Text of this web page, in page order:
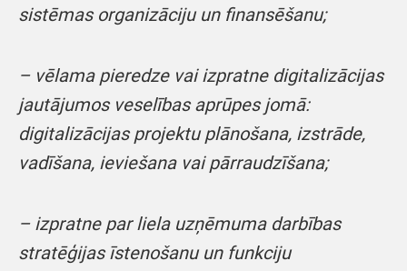
sistēmas organizāciju un finansēšanu;
– vēlama pieredze vai izpratne digitalizācijas
jautājumos veselības aprūpes jomā:
digitalizācijas projektu plānošana, izstrāde,
vadīšana, ieviešana vai pārraudzīšana;
– izpratne par liela uzņēmuma darbības
stratēģijas īstenošanu un funkciju